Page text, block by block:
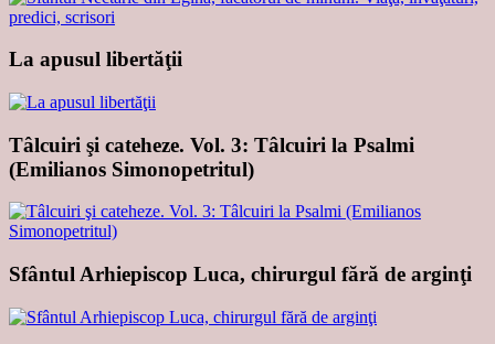
La apusul libertăţii
Tâlcuiri şi cateheze. Vol. 3: Tâlcuiri la Psalmi
(Emilianos Simonopetritul)
Sfântul Arhiepiscop Luca, chirurgul fără de arginţi